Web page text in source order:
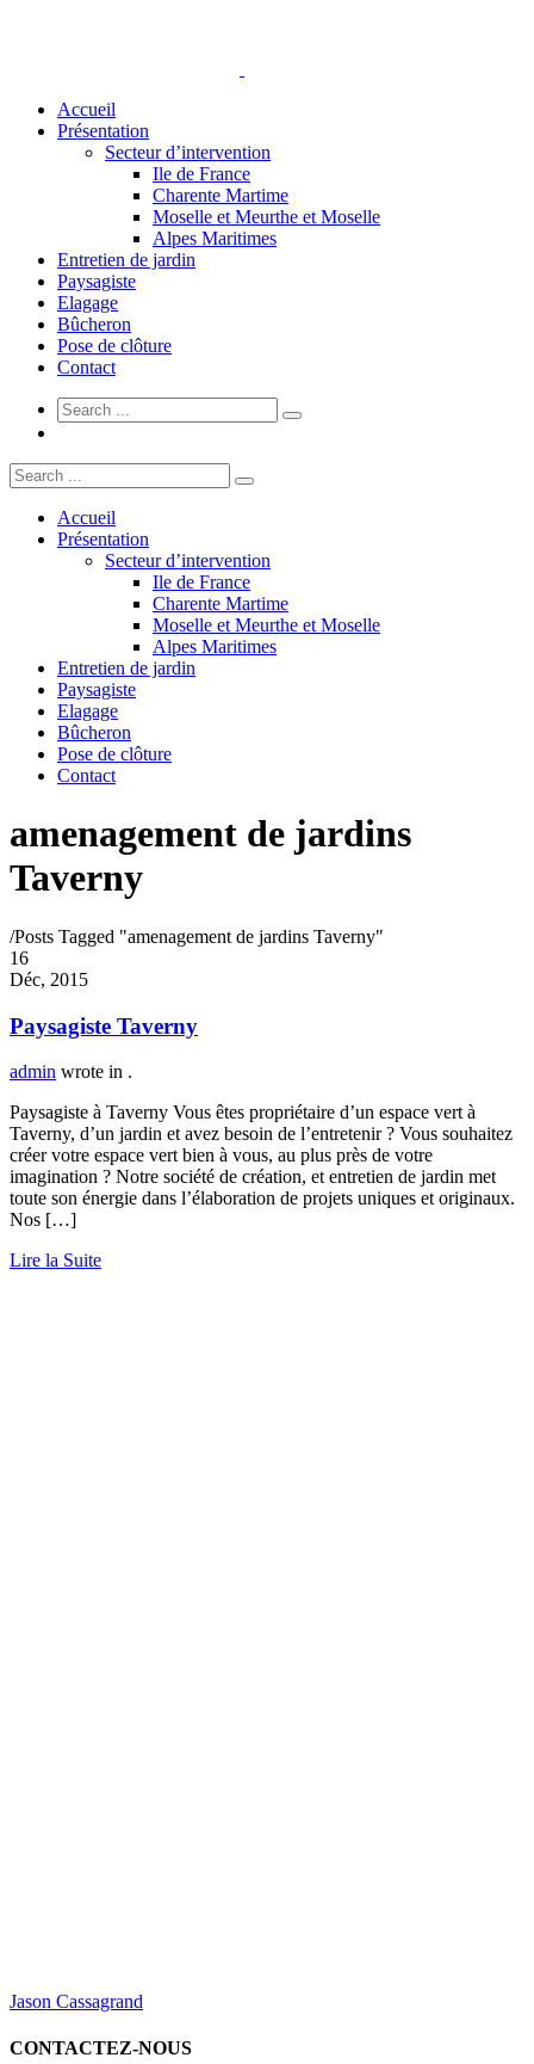
Accueil
Présentation
Secteur d’intervention
Ile de France
Charente Martime
Moselle et Meurthe et Moselle
Alpes Maritimes
Entretien de jardin
Paysagiste
Elagage
Bûcheron
Pose de clôture
Contact
Accueil
Présentation
Secteur d’intervention
Ile de France
Charente Martime
Moselle et Meurthe et Moselle
Alpes Maritimes
Entretien de jardin
Paysagiste
Elagage
Bûcheron
Pose de clôture
Contact
amenagement de jardins
Taverny
/Posts Tagged "amenagement de jardins Taverny"
16
Déc, 2015
Paysagiste Taverny
admin wrote in .
Paysagiste à Taverny Vous êtes propriétaire d’un espace vert à
Taverny, d’un jardin et avez besoin de l’entretenir ? Vous souhaitez
créer votre espace vert bien à vous, au plus près de votre
imagination ? Notre société de création, et entretien de jardin met
toute son énergie dans l’élaboration de projets uniques et originaux.
Nos […]
Lire la Suite
Jason Cassagrand
CONTACTEZ-NOUS